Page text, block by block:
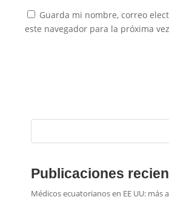
Guarda mi nombre, correo
este navegador para la próxima
Publicaciones
Médicos ecuatorianos en EE UU: más